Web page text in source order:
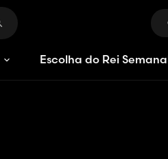
Escolha do Rei